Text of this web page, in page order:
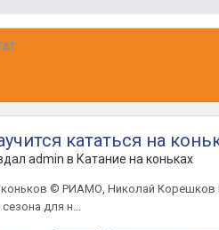
кататься на
admin в Катание на коньках
© РИАМО, Николай Корешков
для н...